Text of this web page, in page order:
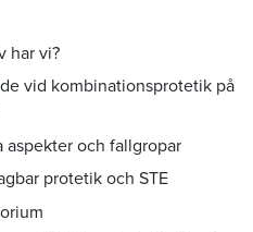
har vi?
vid kombinationsprotetik på
aspekter och fallgropar
protetik och STE